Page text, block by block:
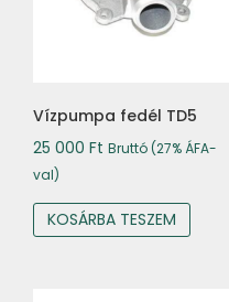
Vízpumpa fedél TD5
25 000 Ft Bruttó (27% ÁFA-
val)
KOSÁRBA TESZEM